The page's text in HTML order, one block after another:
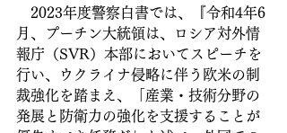
2023年度警察白書では、『令和4年6
月、プーチン大統領は、ロシア対外情
報庁（SVR）本部においてスピーチを
行い、ウクライナ侵略に伴う欧米の制
裁強化を踏まえ、「産業・技術分野の
発展と防衛力の強化を支援することが